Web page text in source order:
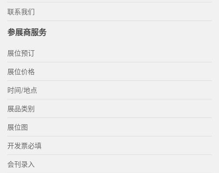
联系我们
参展商服务
展位预订
展位价格
时间/地点
展品类别
展位图
开发票必填
会刊录入